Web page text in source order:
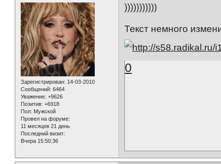
Зарегистрирован: 14-03-2010
Сообщений: 6464
Уважение: +9626
Позитив: +6918
Пол: Мужской
Провел на форуме:
11 месяцев 21 день
Последний визит:
Вчера 15:50:36
)))))))))))
Текст немного
0